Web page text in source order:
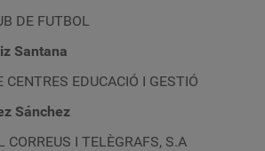
DE FUTBOL
Santana
CENTRES EDUCACIÓ I GESTIÓ
Sánchez
CORREUS I TELÈGRAFS, S.A